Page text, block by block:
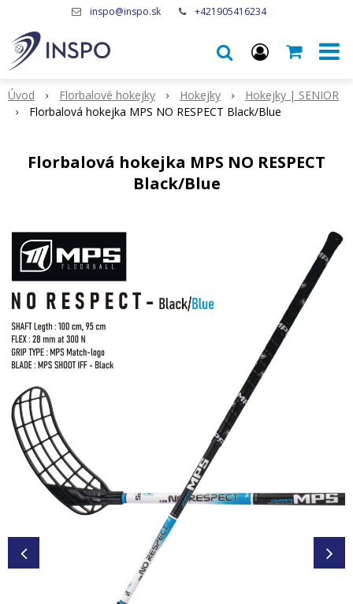
inspo@inspo.sk +421905416234
Úvod Florbalové hokejky Hokejky
Hokejky | SENIOR
Florbalová hokejka MPS NO RESPECT Black/Blue
Florbalová hokejka MPS NO RESPECT
Black/Blue